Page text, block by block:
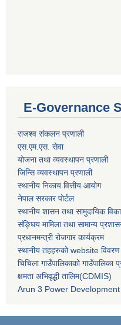
E-Governance
राजश्व संकलन प्रणाली
एस.एम.एस. सेवा
योजना तथा व्यवस्थापन प्रणाली
जिन्सि व्यवस्थापन प्रणाली
स्थानीय निकाय वित्तीय आयोग
नेपाल सरकार पोर्टल
स्थानीय शासन तथा सामुदायिक
संङ्घिय मामिला तथा सामान्य
प्रधानमन्त्री रोजगार कार्यक्रम
स्थानीय तहहरुको website विवरण
चिचिला गाउँपालिकाको गाउँपालिका
क्षमता अभिवृद्धी तालिम(CDMIS)
Arun 3 Power Development